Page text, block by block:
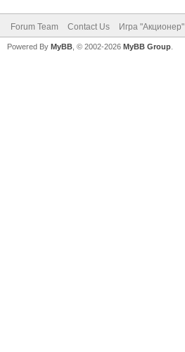
Forum Team Contact Us Игра "Акционер"
Powered By MyBB , © 2002-2026 MyBB Group